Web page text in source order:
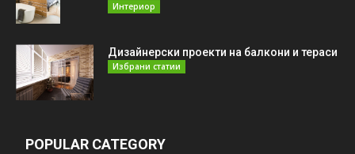
Интериор
Дизайнерски проекти на балкони и тераси
Избрани статии
POPULAR CATEGORY